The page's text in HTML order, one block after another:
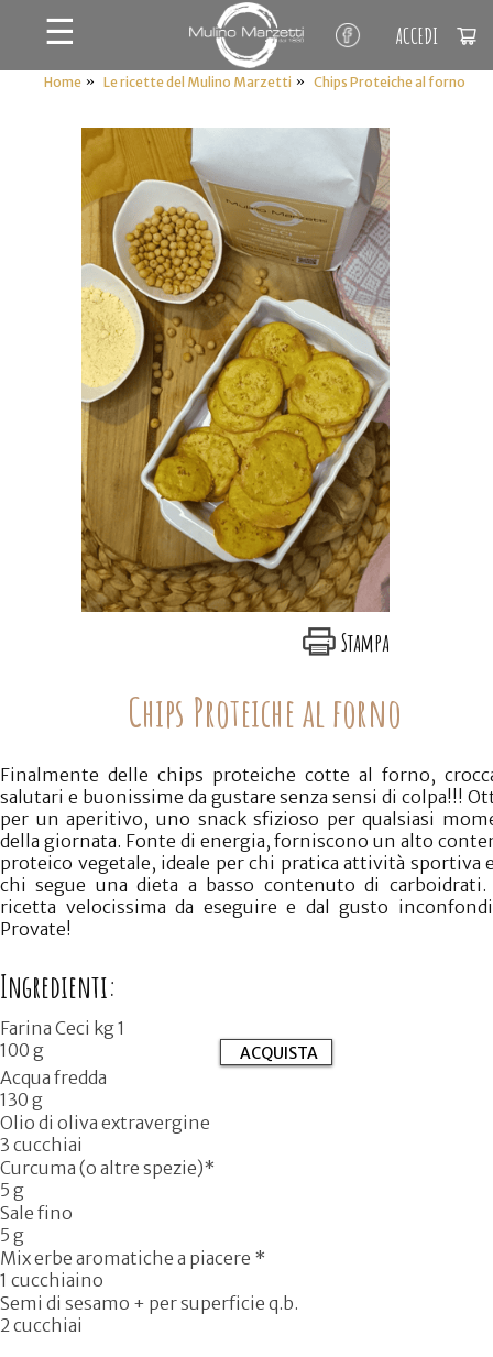
☰ ACCEDI
Home » Le ricette del Mulino Marzetti » Chips Proteiche al forno
Stampa
Chips Proteiche al forno
Finalmente delle chips proteiche cotte al forno,
salutari e buonissime da gustare senza sensi di colpa!!!
per un aperitivo, uno snack sfizioso per qualsiasi
della giornata. Fonte di energia, forniscono un alto
proteico vegetale, ideale per chi pratica attività sportiva
chi segue una dieta a basso contenuto di carboidrati.
ricetta velocissima da eseguire e dal gusto
Provate!
Ingredienti:
Farina Ceci kg 1
100 g
ACQUISTA
Acqua fredda
130 g
Olio di oliva extravergine
3 cucchiai
Curcuma (o altre spezie)*
5 g
Sale fino
5 g
Mix erbe aromatiche a piacere *
1 cucchiaino
Semi di sesamo + per superficie q.b.
2 cucchiai
IL MIO CARRELLO
stai aggiungendo questo articolo:
Codice:
Confezione da
Quantità:
Prezzo:
CONTINUA GLI ACQUISTI
ACQUISTA ORA